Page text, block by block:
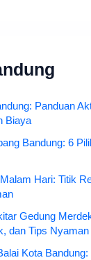
Panduan
Biaya
Bandung: 6
Hari: Titik
Gedung
dan Tips
Kota